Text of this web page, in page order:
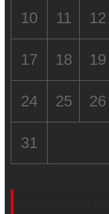
10 11 12
17 18 19
24 25 26
31